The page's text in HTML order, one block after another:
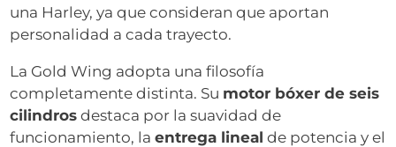
una Harley, ya que consideran que aportan
personalidad a cada trayecto.
La Gold Wing adopta una filosofía
completamente distinta. Su motor bóxer de seis
cilindros destaca por la suavidad de
funcionamiento, laentrega lineal de potencia y el